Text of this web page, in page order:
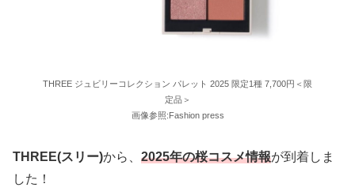
THREE ジュビリーコレクション パレット 2025 限定1種 7,700円＜限
定品＞
画像参照:Fashion press
THREE(スリー)から、 2025年の桜コスメ情報が到着しま
した！